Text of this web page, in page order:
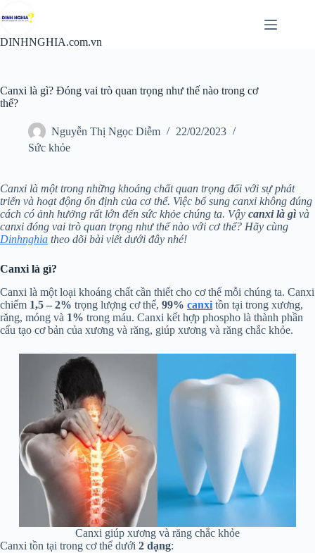
đến
nội
DINHNGHIA.com.vn
Canxi là gì? Đóng vai trò quan trọng như thế nào trong cơ
thể?
Nguyễn Thị Ngọc Diễm
22/02/2023
Sức khỏe
Canxi là một trong những khoáng chất quan trọng đối với sự phát
triển và hoạt động ổn định của cơ thể. Việc bổ sung canxi không đúng
cách có ảnh hưởng rất lớn đến sức khỏe chúng ta. Vậy canxi là gì và
canxi đóng vai trò quan trọng như thế nào với cơ thể? Hãy cùng
Dinhnghia theo dõi bài viết dưới đây nhé!
Canxi là gì?
Canxi là một loại khoáng chất cần thiết cho cơ thể mỗi chúng ta. Canxi
chiếm 1,5 – 2% trọng lượng cơ thể, 99% canxi tồn tại trong xương,
răng, móng và 1% trong máu. Canxi kết hợp phospho là thành phần
cấu tạo cơ bản của xương và răng, giúp xương và răng chắc khỏe.
Canxi giúp xương và răng chắc khỏe
Canxi tồn tại trong cơ thể dưới 2 dạng: